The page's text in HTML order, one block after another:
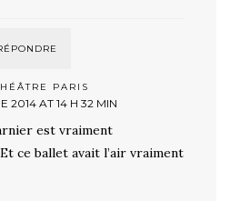
PARIS
2014 AT 14 H 32 MIN
est vraiment
ce ballet avait l’air vraiment